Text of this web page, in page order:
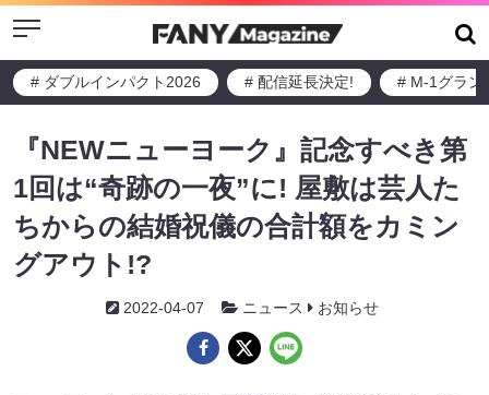
Menu
# ダブルインパクト2026 # 配信延長決定! # M-1グラン
『NEWニューヨーク』記念すべき第
1回は“奇跡の一夜”に! 屋敷は芸人た
ちからの結婚祝儀の合計額をカミン
グアウト!?
2022-04-07 ニュース お知らせ